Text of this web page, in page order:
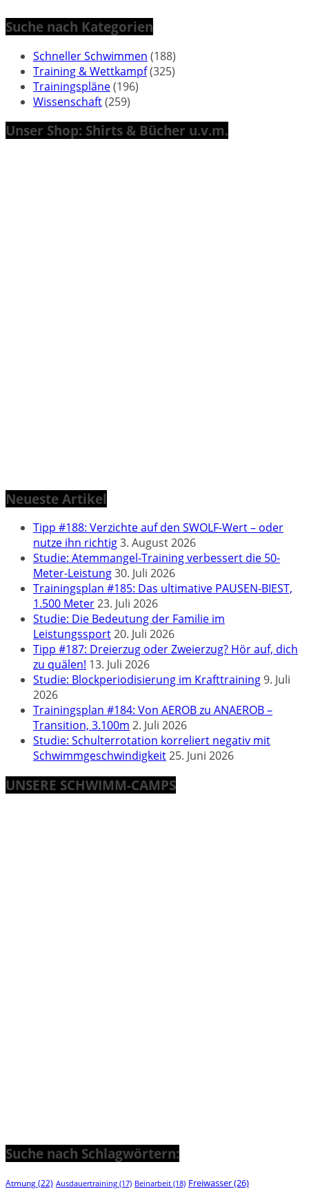
Suche nach Kategorien
Schneller Schwimmen (188)
Training & Wettkampf(325)
Trainingspläne(196)
Wissenschaft(259)
Unser Shop: Shirts & Bücher u.v.m.
Neueste Artikel
Tipp #188: Verzichte auf den SWOLF-Wert – oder
nutze ihn richtig3. August 2026
Studie: Atemmangel-Training verbessert die 50-
Meter-Leistung30. Juli 2026
Trainingsplan #185: Das ultimative PAUSEN-BIEST,
1.500 Meter23. Juli 2026
Studie: Die Bedeutung der Familie im
Leistungssport20. Juli 2026
Tipp #187: Dreierzug oder Zweierzug? Hör auf, dich
zu quälen! 13. Juli 2026
Studie: Blockperiodisierung im Krafttraining9. Juli
2026
Trainingsplan #184: Von AEROB zu ANAEROB –
Transition, 3.100m 2. Juli 2026
Studie: Schulterrotation korreliert negativ mit
Schwimmgeschwindigkeit25. Juni 2026
UNSERE SCHWIMM-CAMPS
Suche nach Schlagwörtern:
Atmung(22) Ausdauertraining (17) Beinarbeit (18) Freiwasser(26)